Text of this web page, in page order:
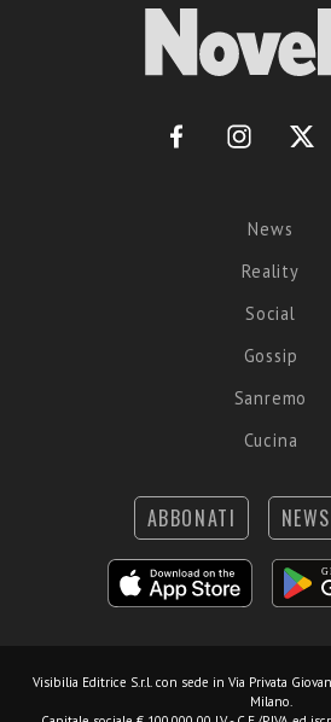
News
Reality
Social
Gossip
Sanremo
Cucina
ABBONATI
Visibilia Editrice S.r.l. con sede in Via Privata
Milano.